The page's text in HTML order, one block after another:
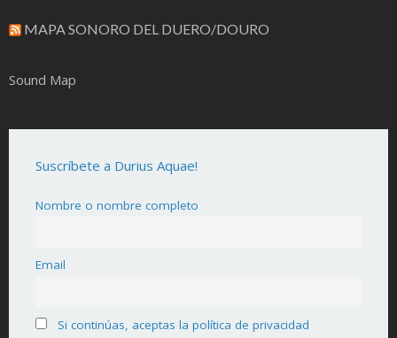
MAPA SONORO DEL DUERO/DOURO
Sound Map
Suscríbete a Durius Aquae!
Nombre o nombre completo
Email
Si continúas, aceptas la política de privacidad